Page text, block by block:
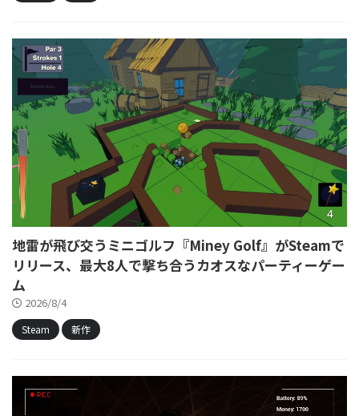
地雷が飛び交うミニゴルフ『Miney Golf』がSteamで
リリース、最大8人で撃ち合うカオスなパーティーゲー
ム
2026/8/4
Steam 新作